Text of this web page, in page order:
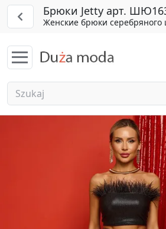
Брюки Jetty арт.
Женские брюки серебряного